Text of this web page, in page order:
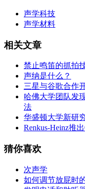
声学科技
声学材料
相关文章
禁止鸣笛的抓拍
声纳是什么？
三星与谷歌合作
哈佛大学团队发
法
华盛顿大学新研
Renkus-Heinz推
猜你喜欢
次声学
如何调节放屁时